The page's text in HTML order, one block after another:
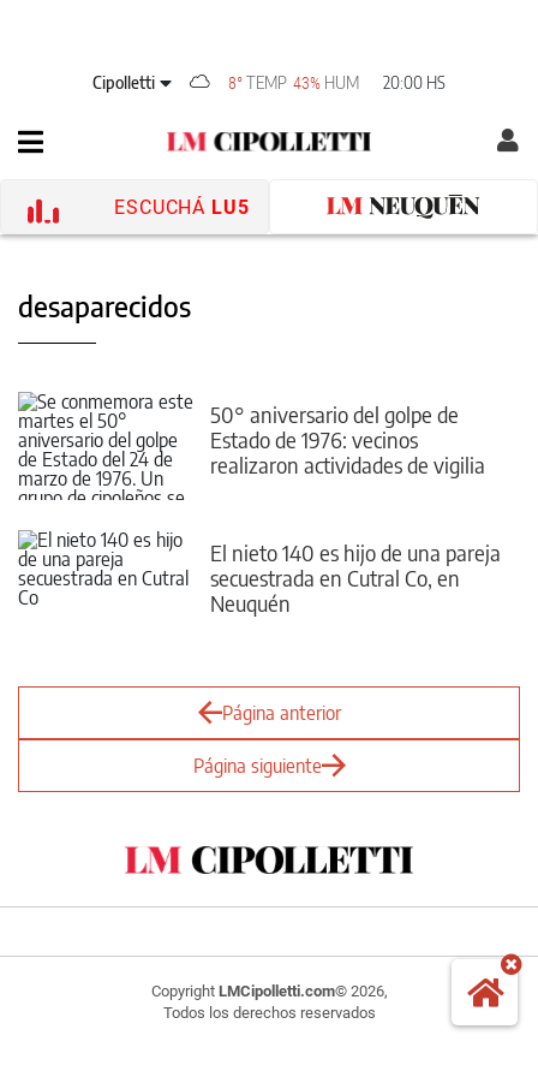
Cipolletti 8° TEMP 43% HUM 20:00 HS
ESCUCHÁ LU5
desaparecidos
50° aniversario del golpe de
Estado de 1976: vecinos
realizaron actividades de vigilia
El nieto 140 es hijo de una pareja
secuestrada en Cutral Co, en
Neuquén
Página anterior
Página siguiente
Copyright LMCipolletti.com© 2026,
Todos los derechos reservados